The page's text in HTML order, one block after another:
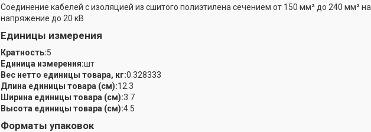
Соединение кабелей с изоляцией из сшитого полиэтилена сечением от 150 мм² до 240 мм² на
напряжение до 20 кВ
Единицы измерения
Кратность:5
Единица измерения:шт
Вес нетто единицы товара, кг:0.328333
Длина единицы товара (см):12.3
Ширина единицы товара (см):3.7
Высота единицы товара (см):4.5
Форматы упаковок